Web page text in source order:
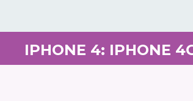
IPHONE 4: IPHONE